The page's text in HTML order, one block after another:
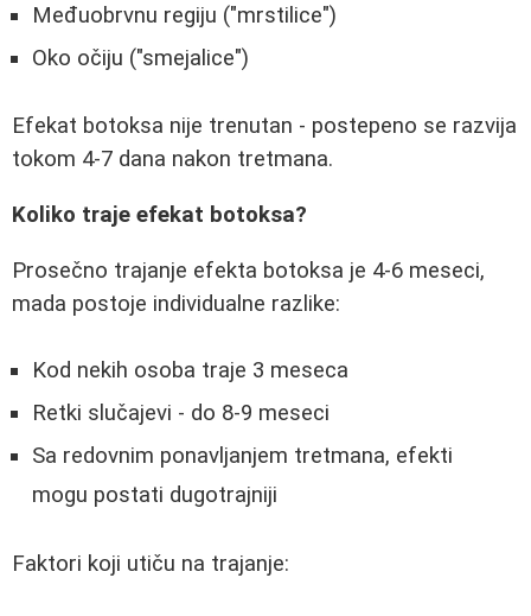
Međuobrvnu regiju ("mrstilice")
Oko očiju ("smejalice")
Efekat botoksa nije trenutan - postepeno se razvija
tokom 4-7 dana nakon tretmana.
Koliko traje efekat botoksa?
Prosečno trajanje efekta botoksa je 4-6 meseci,
mada postoje individualne razlike:
Kod nekih osoba traje 3 meseca
Retki slučajevi - do 8-9 meseci
Sa redovnim ponavljanjem tretmana, efekti
mogu postati dugotrajniji
Faktori koji utiču na trajanje: